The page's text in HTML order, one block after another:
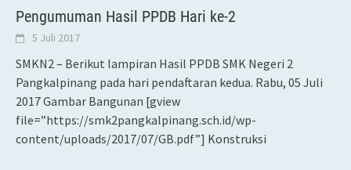
Pengumuman Hasil PPDB Hari ke-2
5 Juli 2017
SMKN2 – Berikut lampiran Hasil PPDB SMK Negeri 2
Pangkalpinang pada hari pendaftaran kedua. Rabu, 05 Juli
2017 Gambar Bangunan [gview
file=”https://smk2pangkalpinang.sch.id/wp-
content/uploads/2017/07/GB.pdf”] Konstruksi